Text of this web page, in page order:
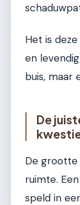
Het is
en
buis, maar
De
De grootte
ruimte.
speld in